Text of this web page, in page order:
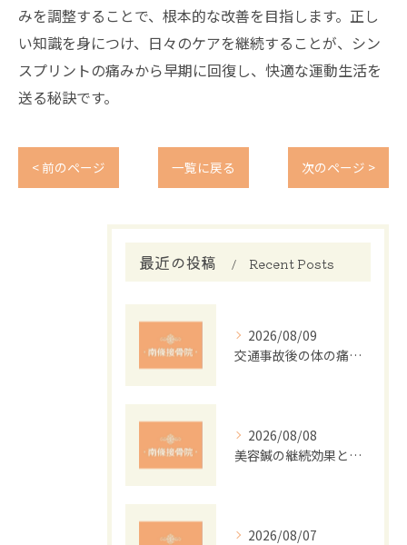
みを調整することで、根本的な改善を目指します。正し
い知識を身につけ、日々のケアを継続することが、シン
スプリントの痛みから早期に回復し、快適な運動生活を
送る秘訣です。
< 前のページ 一覧に戻る 次のページ >
最近の投稿 Recent Posts
2026/08/09
交通事故後の体の痛み改善法と接骨院の役割
2026/08/08
美容鍼の継続効果と肌質改善メカニズム
2026/08/07